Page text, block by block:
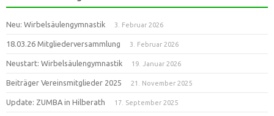
Neu: Wirbelsäulengymnastik 3. Februar 2026
18.03.26 Mitgliederversammlung 3. Februar 2026
Neustart: Wirbelsäulengymnastik 19. Januar 2026
Beiträger Vereinsmitglieder 2025 21. November 2025
Update: ZUMBA in Hilberath 17. September 2025